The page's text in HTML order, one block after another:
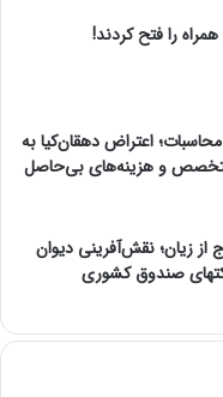
را فتح کردند!
اعتراض دهقان‌کیا به
و هزینه‌های بی‌حاصل
از زیان؛ نقش‌آفرینی دیوان
صندوق کشوری